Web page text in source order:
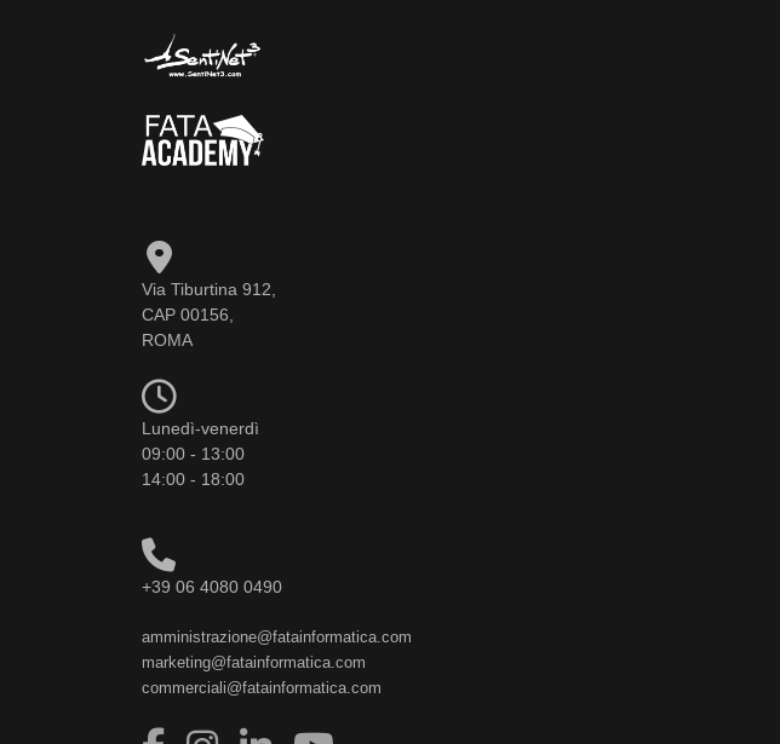
Via Tiburtina 912,
CAP 00156,
ROMA
Lunedì-venerdì
09:00 - 13:00
14:00 - 18:00
+39 06 4080 0490
amministrazione@fatainformatica.com
marketing@fatainformatica.com
commerciali@fatainformatica.com